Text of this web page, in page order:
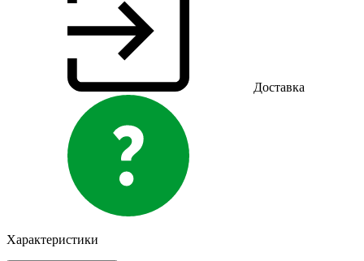
Доставка
Характеристики